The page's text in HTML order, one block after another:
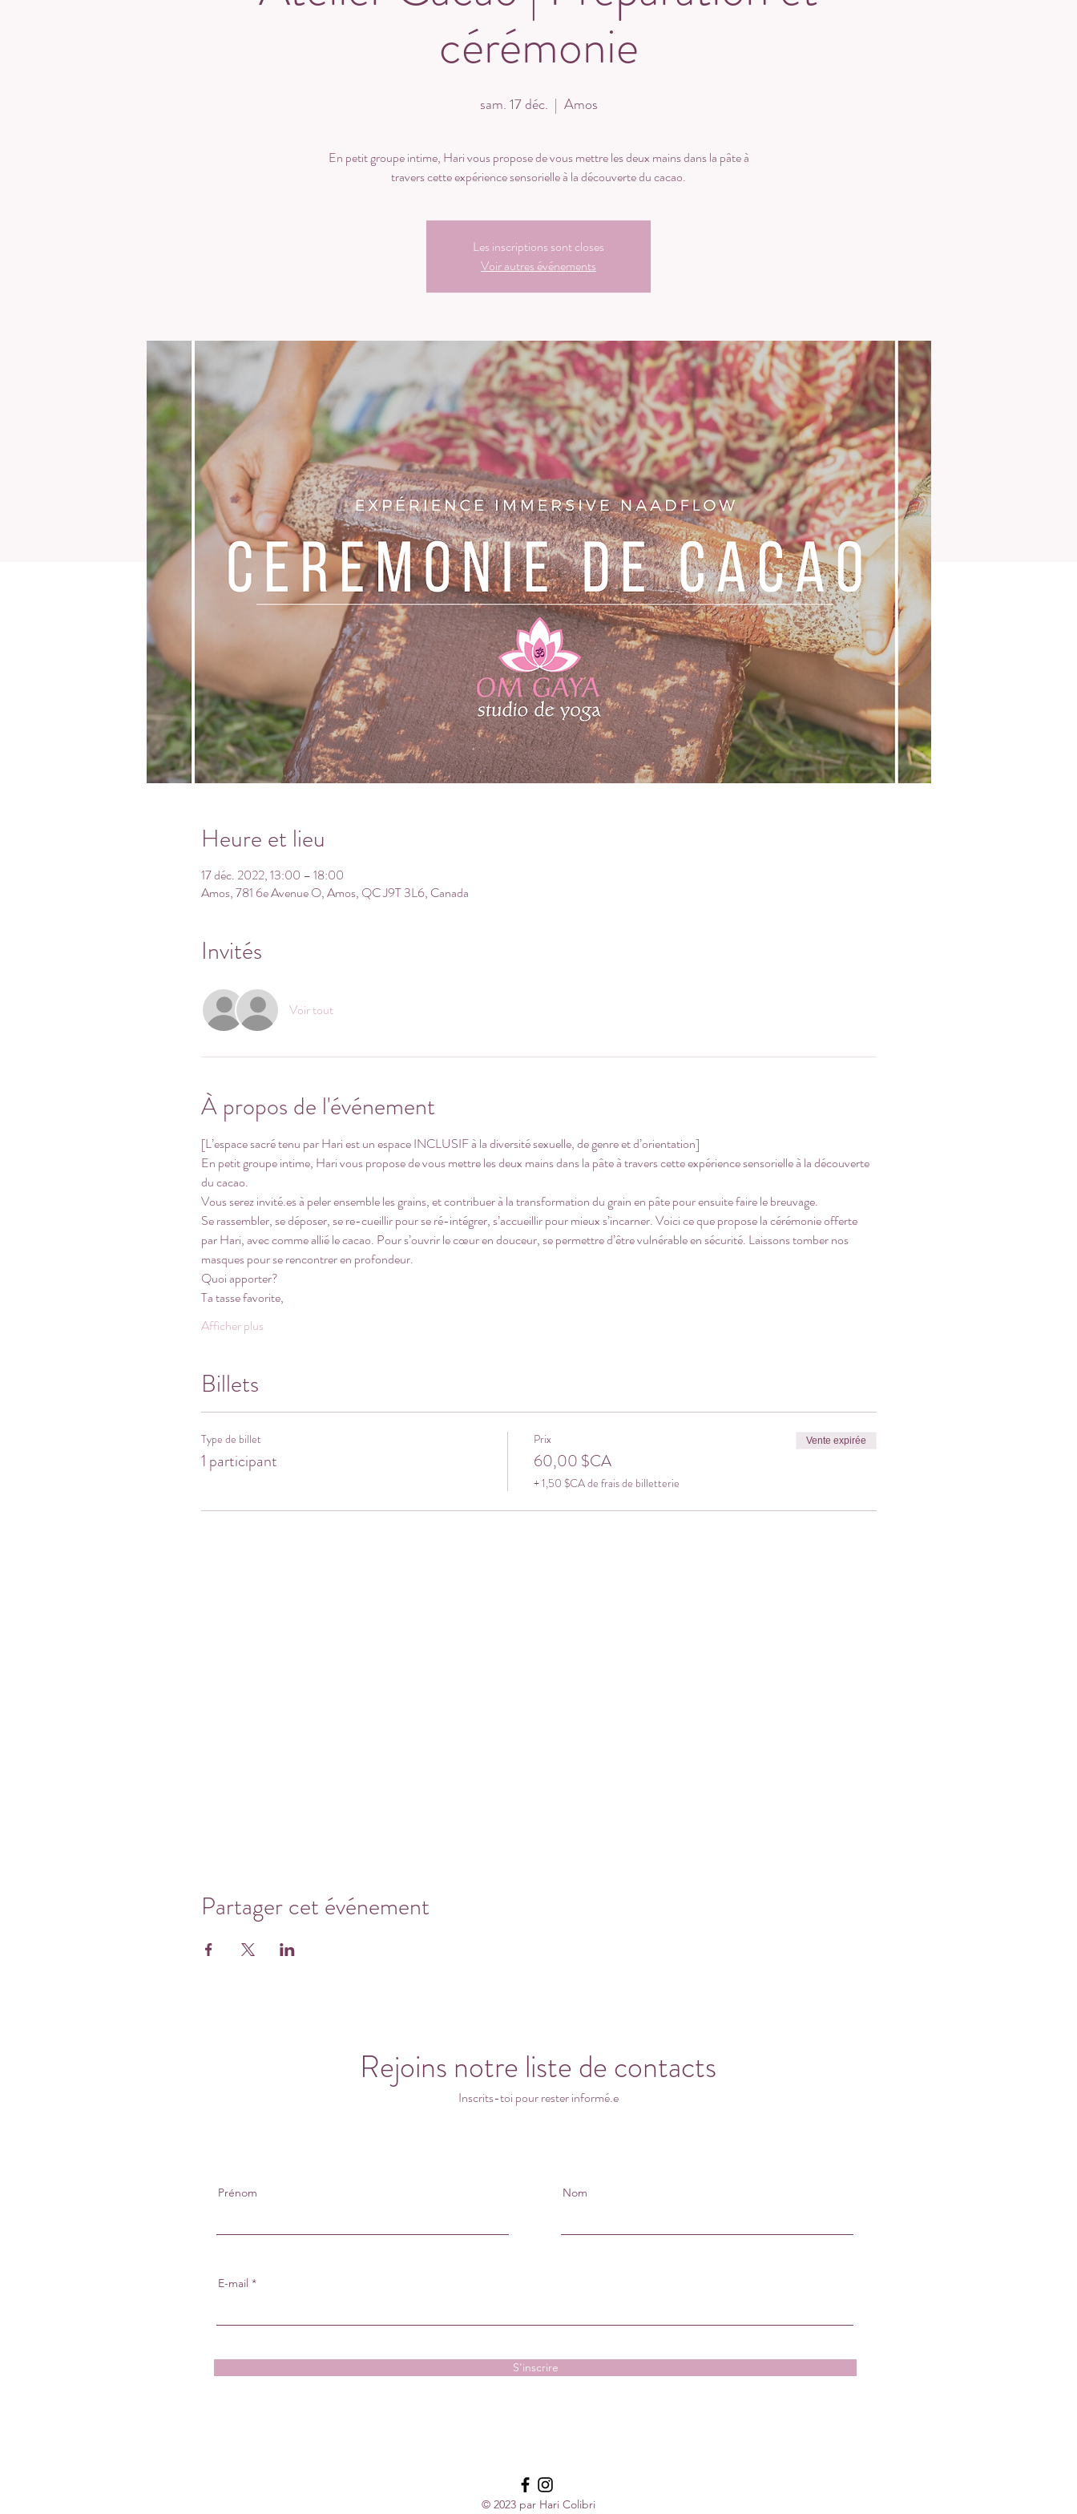
cérémonie
sam. 17 déc.
  |
Amos
En petit groupe intime, Hari vous propose de vous mettre les deux mains dans la pâte à
Les inscriptions sont closes
Voir autres événements
Heure et lieu
17 déc. 2022, 13:00 – 18:00
Amos, 781 6e Avenue O, Amos, QC J9T 3L6, Canada
Invités
Voir tout
À propos de l'événement
[L’espace sacré tenu par Hari est un espace INCLUSIF à la diversité sexuelle, de genre et d’orientation]
En petit groupe intime, Hari vous propose de vous mettre les deux mains dans la pâte à travers cette expérience sensorielle à la découverte
du cacao.
Vous serez invité.es à peler ensemble les grains, et contribuer à la transformation du grain en pâte pour ensuite faire le breuvage.
Se rassembler, se déposer, se re-cueillir pour se ré-intégrer, s’accueillir pour mieux s’incarner. Voici ce que propose la cérémonie offerte
par Hari, avec comme allié le cacao. Pour s’ouvrir le cœur en douceur, se permettre d’être vulnérable en sécurité. Laissons tomber nos
masques pour se rencontrer en profondeur.
Quoi apporter?
Ta tasse favorite,
Afficher plus
Billets
Type de billet
1 participant
Prix
60,00 $CA
+ 1,50 $CA de frais de billetterie
Vente expirée
Partager cet événement
Rejoins notre liste de contacts
Inscrits-toi pour rester informé.e
Prénom Nom
E-mail
S'inscrire
© 2023 par Hari Colibri